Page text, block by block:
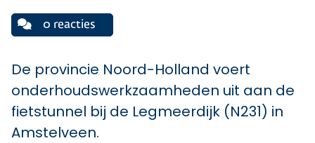
0 reacties
De provincie Noord-Holland voert
onderhoudswerkzaamheden uit aan de
fietstunnel bij de Legmeerdijk (N231) in
Amstelveen.